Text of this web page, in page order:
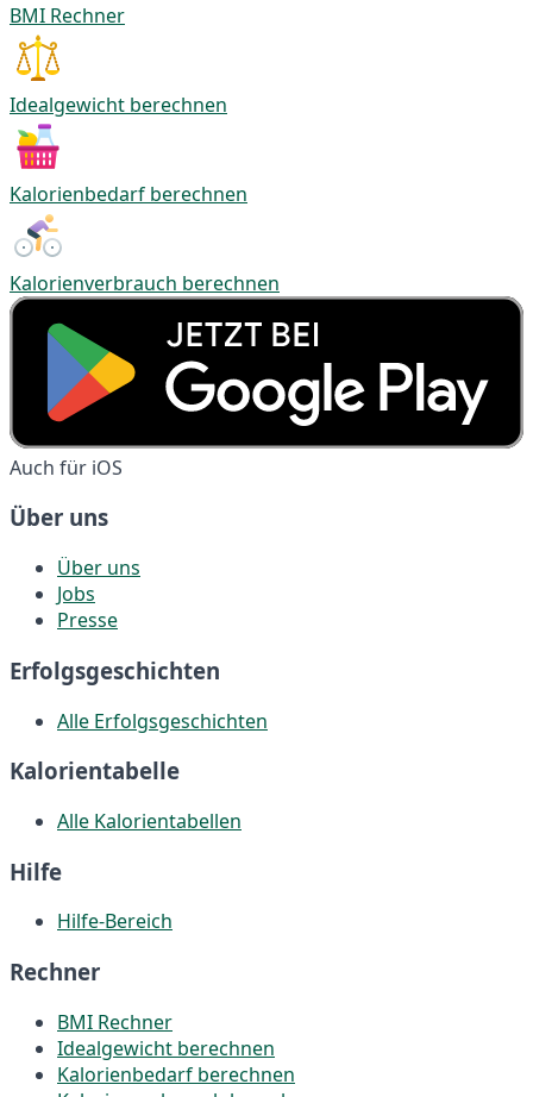
BMI Rechner
Idealgewicht berechnen
Kalorienbedarf berechnen
Kalorienverbrauch berechnen
Auch für iOS
Über uns
Über uns
Jobs
Presse
Erfolgsgeschichten
Alle Erfolgsgeschichten
Kalorientabelle
Alle Kalorientabellen
Hilfe
Hilfe-Bereich
Rechner
BMI Rechner
Idealgewicht berechnen
Kalorienbedarf berechnen